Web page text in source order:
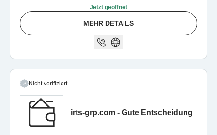
Jetzt geöffnet
MEHR DETAILS
Nicht verifiziert
irts-grp.com - Gute Entscheidung